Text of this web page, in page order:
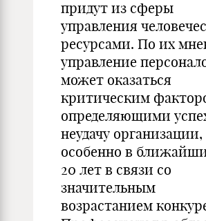
придут из сферы
управления
ресурсами. По их
управление
может оказаться
критическим
определяющими
неудачу организации,
особенно в
20 лет в связи со
значительным
возрастанием